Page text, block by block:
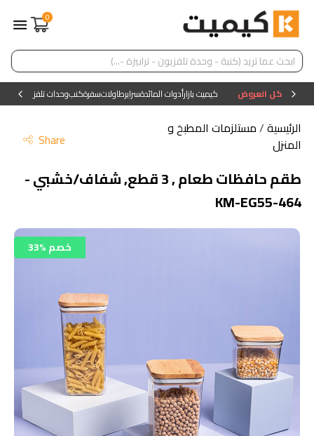
0
كل العروض كيميت بازارأدوات المائدةسرايرطاولاتسفرةكنبوحدات تلفزيون
الرئيسية/مستلزمات المطبخ و
المنزل
Share
طقم حافظات طعام , 3 قطع, شفاف/خشبي -
KM-EG55-464
33% خصم